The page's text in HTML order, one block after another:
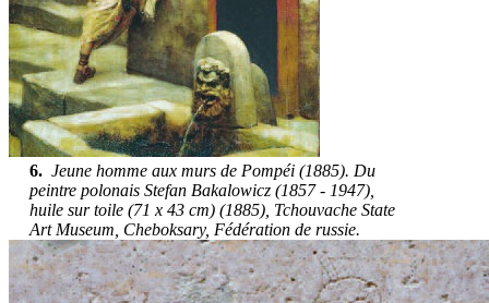
6.Jeune homme aux murs de Pompéi (1885). Du
peintre polonais Stefan Bakalowicz (1857 - 1947),
huile sur toile (71 x 43 cm) (1885), Tchouvache State
Art Museum, Cheboksary, Fédération de russie.